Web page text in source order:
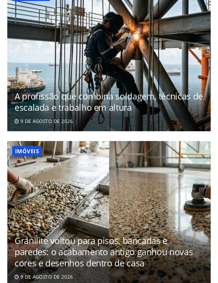
A profissão que combina soldagem, técnicas de
escalada e trabalho em altura
9 DE AGOSTO DE 2026
IMÓVEIS
Granilite voltou para pisos, bancadas e
paredes: o acabamento antigo ganhou novas
cores e desenhos dentro de casa
9 DE AGOSTO DE 2026